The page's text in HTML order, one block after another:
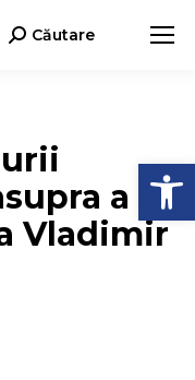
Search:Căutare
a 15
Vladimir